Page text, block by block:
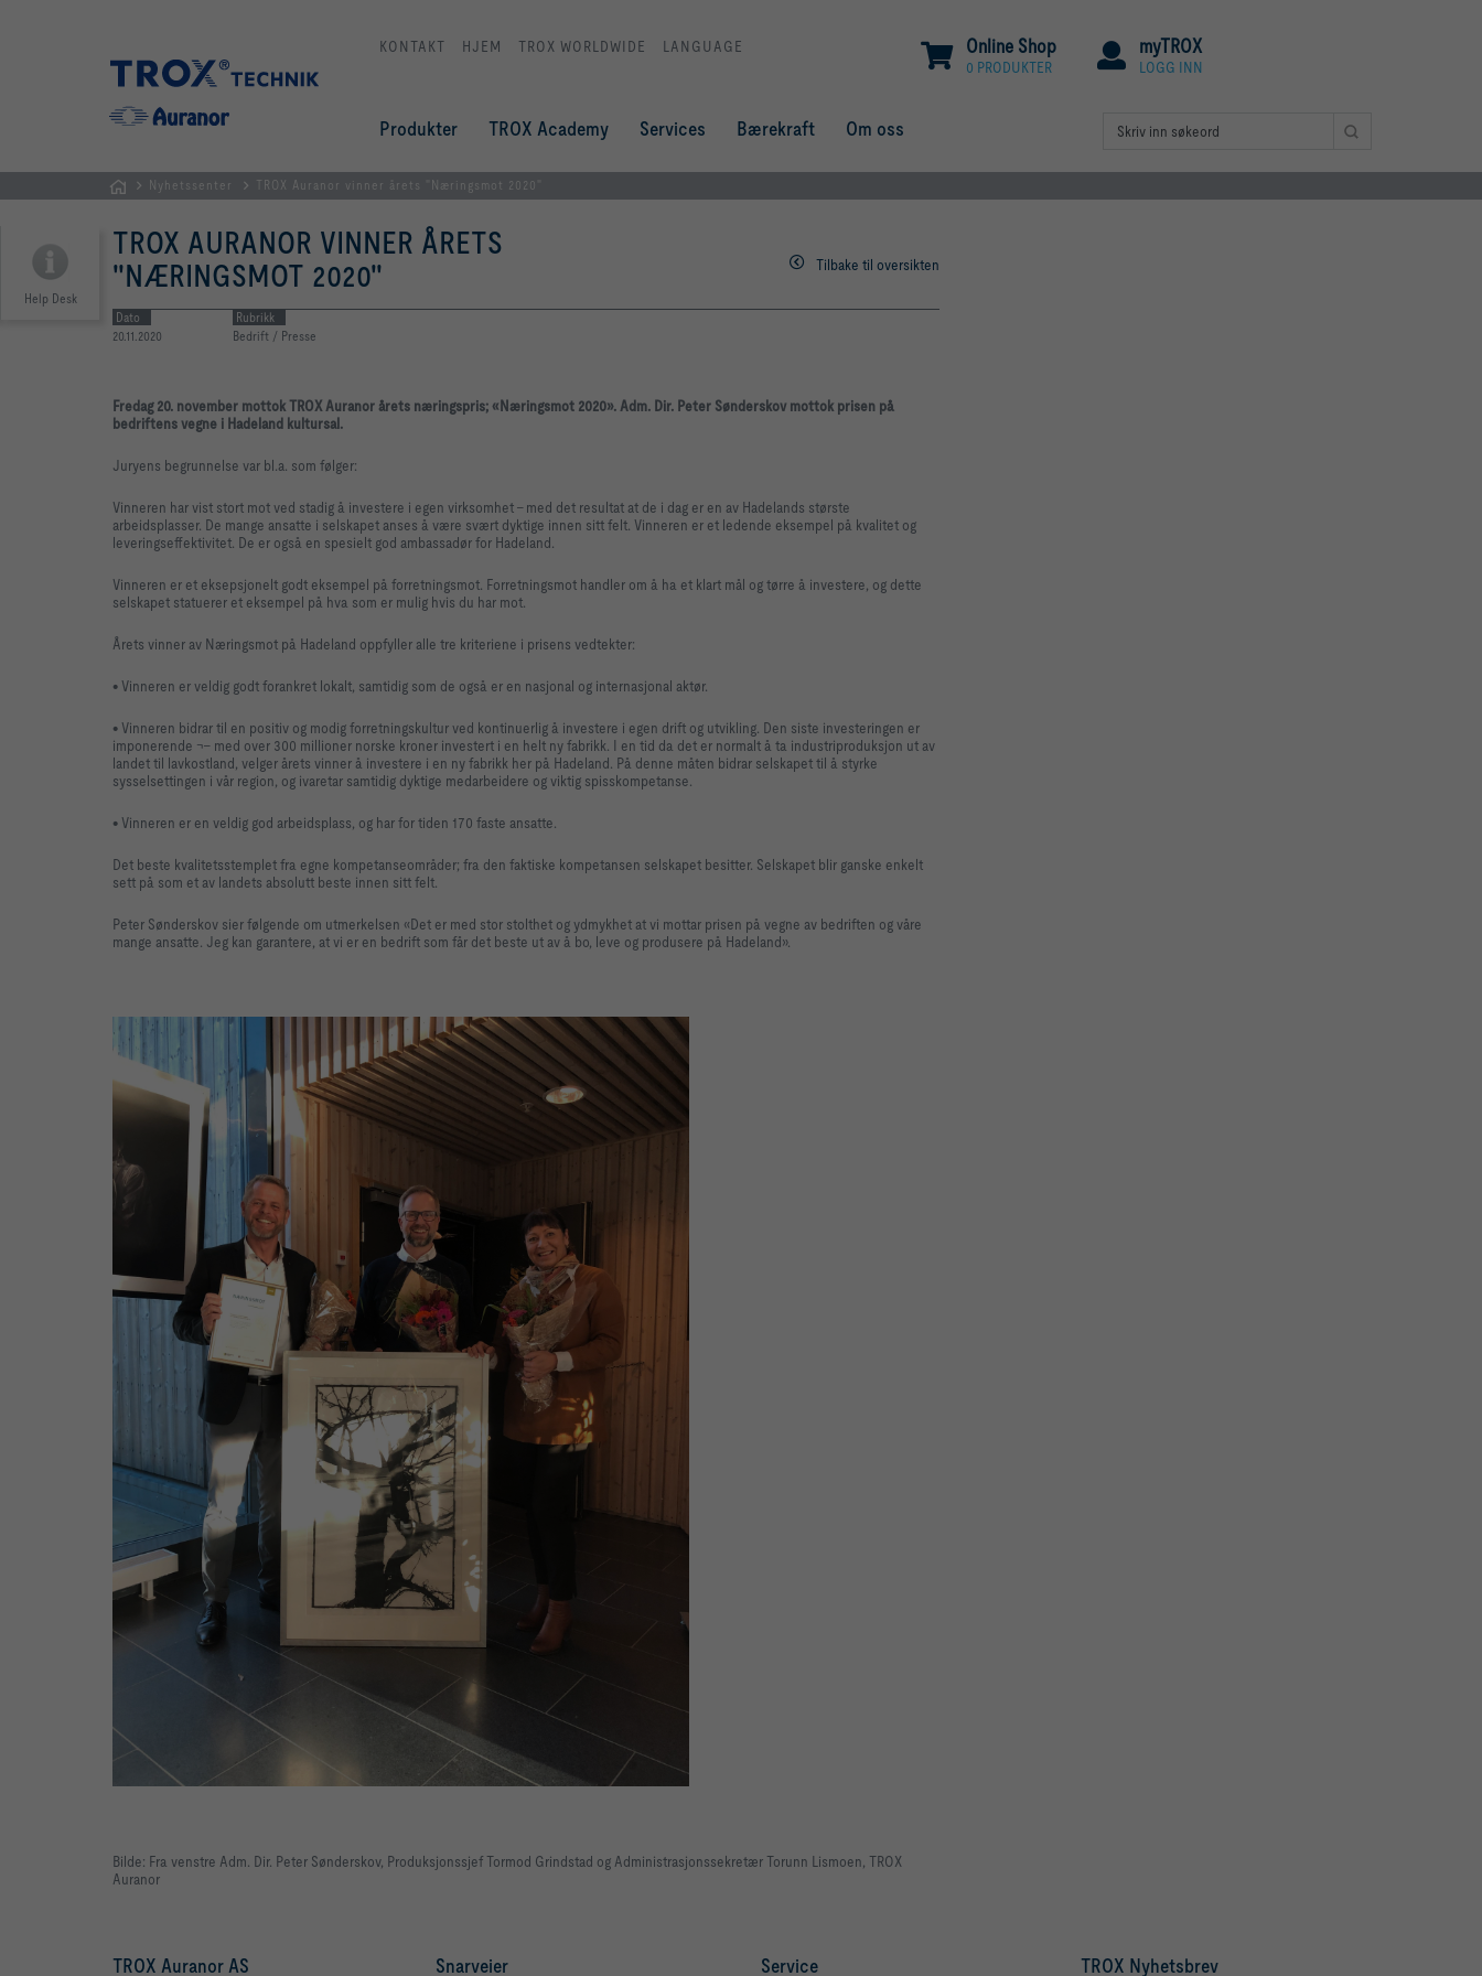
KONTAKT HJEM TROX WORLDWIDE LANGUAGE myTROX
LOGG INN
Online Shop
0 PRODUKTER
Produkter TROX Academy Services Bærekraft Om oss
Nyhetssenter TROX Auranor vinner årets "Næringsmot 2020"
Help Desk
TROX AURANOR VINNER ÅRETS
"NÆRINGSMOT 2020"
Tilbake til oversikten
Dato
20.11.2020
Rubrikk
Bedrift / Presse
Fredag 20. november mottok TROX Auranor årets næringspris; «Næringsmot 2020». Adm. Dir. Peter Sønderskov mottok prisen på
bedriftens vegne i Hadeland kultursal.
Juryens begrunnelse var bl.a. som følger:
Vinneren har vist stort mot ved stadig å investere i egen virksomhet - med det resultat at de i dag er en av Hadelands største
arbeidsplasser. De mange ansatte i selskapet anses å være svært dyktige innen sitt felt. Vinneren er et ledende eksempel på kvalitet og
leveringseffektivitet. De er også en spesielt god ambassadør for Hadeland.
Vinneren er et eksepsjonelt godt eksempel på forretningsmot. Forretningsmot handler om å ha et klart mål og tørre å investere, og dette
selskapet statuerer et eksempel på hva som er mulig hvis du har mot.
Årets vinner av Næringsmot på Hadeland oppfyller alle tre kriteriene i prisens vedtekter:
• Vinneren er veldig godt forankret lokalt, samtidig som de også er en nasjonal og internasjonal aktør.
• Vinneren bidrar til en positiv og modig forretningskultur ved kontinuerlig å investere i egen drift og utvikling. Den siste investeringen er
imponerende ¬– med over 300 millioner norske kroner investert i en helt ny fabrikk. I en tid da det er normalt å ta industriproduksjon ut av
landet til lavkostland, velger årets vinner å investere i en ny fabrikk her på Hadeland. På denne måten bidrar selskapet til å styrke
sysselsettingen i vår region, og ivaretar samtidig dyktige medarbeidere og viktig spisskompetanse.
• Vinneren er en veldig god arbeidsplass, og har for tiden 170 faste ansatte.
Det beste kvalitetsstemplet fra egne kompetanseområder; fra den faktiske kompetansen selskapet besitter. Selskapet blir ganske enkelt
sett på som et av landets absolutt beste innen sitt felt.
Peter Sønderskov sier følgende om utmerkelsen «Det er med stor stolthet og ydmykhet at vi mottar prisen på vegne av bedriften og våre
mange ansatte. Jeg kan garantere, at vi er en bedrift som får det beste ut av å bo, leve og produsere på Hadeland».
Bilde: Fra venstre Adm. Dir. Peter Sønderskov, Produksjonssjef Tormod Grindstad og Administrasjonssekretær Torunn Lismoen, TROX
Auranor
TROX Auranor AS Snarveier Service TROX Nyhetsbrev